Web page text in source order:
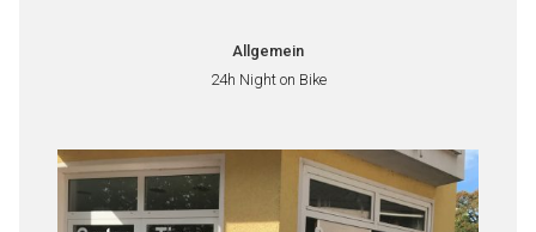
Allgemein
24h Night on Bike